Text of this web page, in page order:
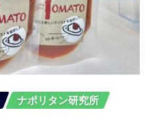
ナポリタン研究所